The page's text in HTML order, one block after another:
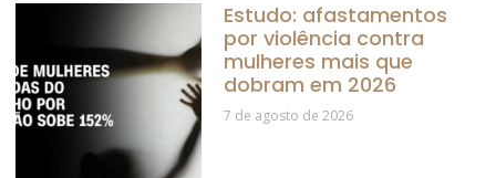
Estudo: afastamentos
por violência contra
mulheres mais que
dobram em 2026
7 de agosto de 2026